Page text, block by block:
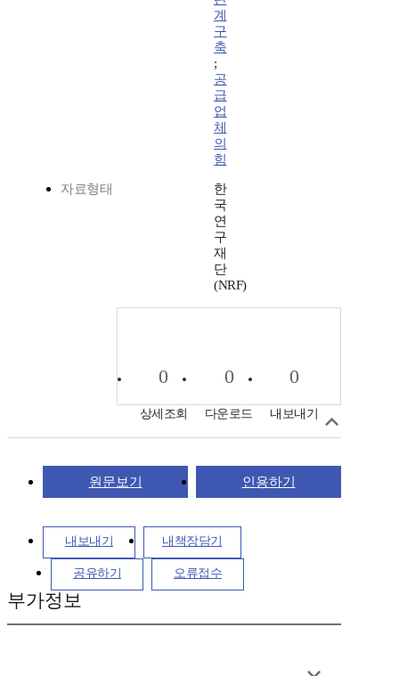
계
구
축
;
공
급
업
체
의
힘
자료형태
한
국
연
구
재
단
(NRF)
0
상세조회
0
다운로드
0
내보내기
원문보기 인용하기
내보내기 내책장담기
공유하기 오류접수
부가정보